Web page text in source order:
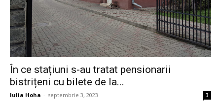
În ce stațiuni s-au tratat pensionarii
bistrițeni cu bilete de la...
Iulia Hoha - septembrie 3, 2023 3